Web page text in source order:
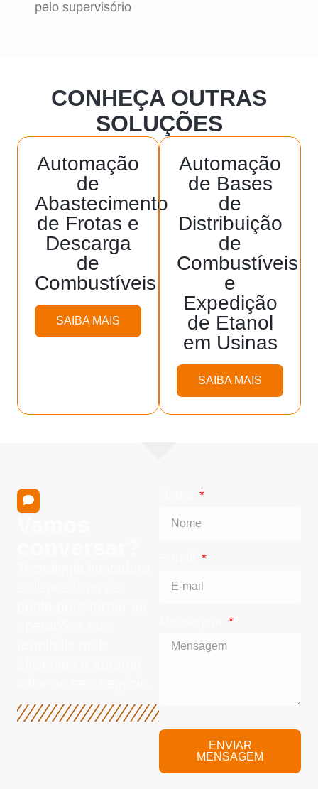
pelo supervisório
CONHEÇA OUTRAS
SOLUÇÕES
Automação
de
Abastecimento
de Frotas e
Descarga
de
Combustíveis
SAIBA MAIS
Automação
de Bases
de
Distribuição
de
Combustíveis
e
Expedição
de Etanol
em Usinas
SAIBA MAIS
ENVIAR
MENSAGEM